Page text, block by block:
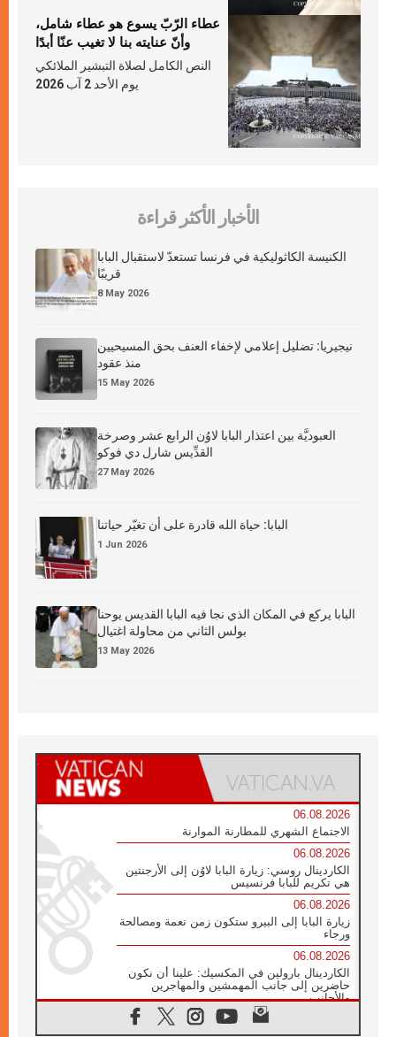
عطاء الرّبّ يسوع هو عطاء شامل،
وأنّ عنايته بنا لا تغيب عنّا أبدًا
النص الكامل لصلاة التبشير الملائكي
يوم الأحد 2 آب 2026
الأخبار الأكثر قراءة
الكنيسة الكاثوليكية في فرنسا تستعدّ لاستقبال البابا
قريبًا
8 May 2026
نيجيريا: تضليل إعلامي لإخفاء العنف بحق المسيحيين
منذ عقود
15 May 2026
العبوديَّة بين اعتذار البابا لاوُن الرابع عشر وصرخة
القدِّيس شارل دي فوكو
27 May 2026
البابا: حياة الله قادرة على أن تغيّر حياتنا
1 Jun 2026
البابا يركع في المكان الذي نجا فيه البابا القديس يوحنا
بولس الثاني من محاولة اغتيال
13 May 2026
06.08.2026
الاجتماع الشهري للمطارنة الموارنة
06.08.2026
الكاردينال روسي: زيارة البابا لاوُن إلى الأرجنتين
هي تكريم للبابا فرنسيس
06.08.2026
زيارة البابا إلى البيرو ستكون زمن نعمة ومصالحة
ورجاء
06.08.2026
الكاردينال بارولين في المكسيك: علينا أن نكون
حاضرين إلى جانب المهمشين والمهاجرين
والأجانب